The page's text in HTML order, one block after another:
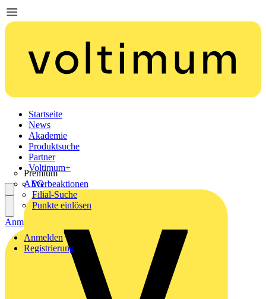
Startseite
News
Akademie
Produktsuche
Partner
Premium
AEG
Voltimum+
Werbeaktionen
Filial-Suche
Punkte einlösen
Anmelden
Registrierung
Anmelden